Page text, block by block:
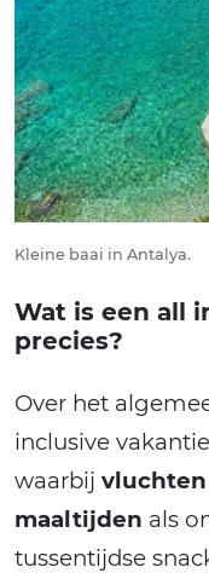
Kleine baai in Antalya.
Wat is een all
precies?
Over het
inclusive
waarbij
maaltijden als
tussentijdse